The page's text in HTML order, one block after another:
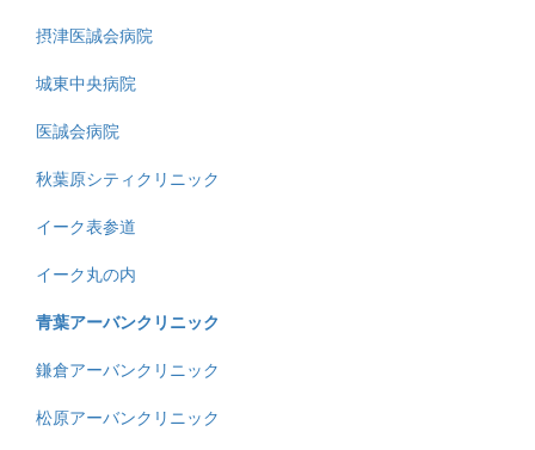
摂津医誠会病院
城東中央病院
医誠会病院
秋葉原シティクリニック
イーク表参道
イーク丸の内
青葉アーバンクリニック
鎌倉アーバンクリニック
松原アーバンクリニック